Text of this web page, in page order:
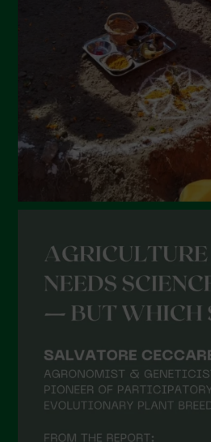
Aprile 2022
Marzo 2022
Febbraio 2022
Gennaio 2022
Dicembre 2021
Novembre 2021
Settembre 2021
Agosto 2021
Luglio 2021
Aprile 2021